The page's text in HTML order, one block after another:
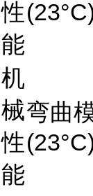
性
能
机
械
性
能
弯曲